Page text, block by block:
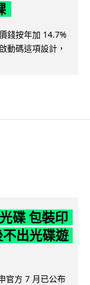
錢按年加 14.7%
動碼這項設計，
碟 包裝印
出光碟遊
官方 7 月已公布